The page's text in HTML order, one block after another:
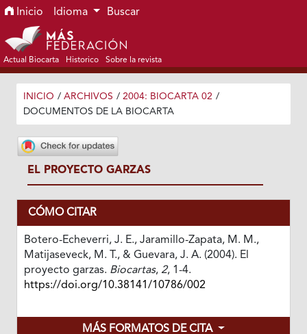
Ir al menú de navegación principal
Ir al contenido principal
Ir al pie de página del sitio
Inicio Idioma Buscar
Actual Biocarta Historico Sobre la revista
INICIO / ARCHIVOS / 2004: BIOCARTA 02 /
DOCUMENTOS DE LA BIOCARTA
EL PROYECTO GARZAS
CÓMO CITAR
Botero-Echeverri, J. E., Jaramillo-Zapata, M. M.,
Matijaseveck, M. T., & Guevara, J. A. (2004). El
proyecto garzas. Biocartas, 2, 1-4.
https://doi.org/10.38141/10786/002
MÁS FORMATOS DE CITA